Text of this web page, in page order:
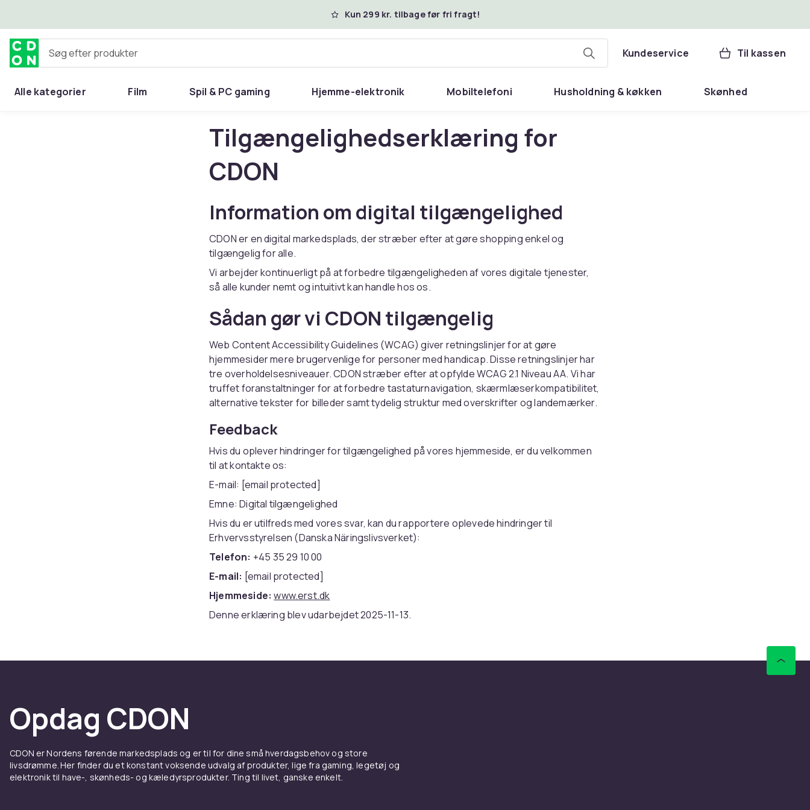
Kun 299 kr. tilbage før fri fragt!
Søg efter produkter Kundeservice Til kassen
Alle kategorier Film Spil & PC gaming Hjemme-elektronik Mobiltelefoni Husholdning & køkken Skønhed
Tilgængelighedserklæring for
CDON
Information om digital tilgængelighed
CDON er en digital markedsplads, der stræber efter at gøre shopping enkel og
tilgængelig for alle.
Vi arbejder kontinuerligt på at forbedre tilgængeligheden af vores digitale tjenester,
så alle kunder nemt og intuitivt kan handle hos os.
Sådan gør vi CDON tilgængelig
Web Content Accessibility Guidelines (WCAG) giver retningslinjer for at gøre
hjemmesider mere brugervenlige for personer med handicap. Disse retningslinjer har
tre overholdelsesniveauer. CDON stræber efter at opfylde WCAG 2.1 Niveau AA. Vi har
truffet foranstaltninger for at forbedre tastaturnavigation, skærmlæserkompatibilitet,
alternative tekster for billeder samt tydelig struktur med overskrifter og landemærker.
Feedback
Hvis du oplever hindringer for tilgængelighed på vores hjemmeside, er du velkommen
til at kontakte os:
E-mail: [email protected]
Emne: Digital tilgængelighed
Hvis du er utilfreds med vores svar, kan du rapportere oplevede hindringer til
Erhvervsstyrelsen (Danska Näringslivsverket):
Telefon: +45 35 29 10 00
E-mail: [email protected]
Hjemmeside:www.erst.dk
Denne erklæring blev udarbejdet 2025-11-13.
Opdag CDON
CDON er Nordens førende markedsplads og er til for dine små hverdagsbehov og store
livsdrømme. Her finder du et konstant voksende udvalg af produkter, lige fra gaming, legetøj og
elektronik til have-, skønheds- og kæledyrsprodukter. Ting til livet, ganske enkelt.